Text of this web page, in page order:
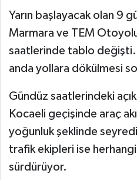
Yarın başlayacak olan 9
Marmara ve TEM
saatlerinde tablo değişti.
anda yollara dökülmesi
Gündüz saatlerindeki
Kocaeli geçişinde araç
yoğunluk şeklinde
trafik ekipleri ise herhangi
sürdürüyor.